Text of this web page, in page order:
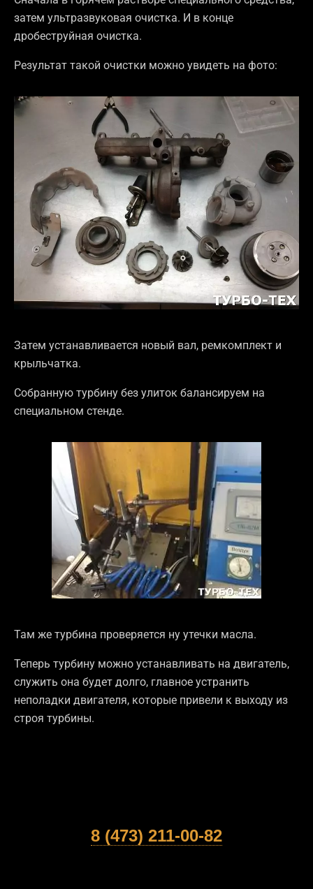
затем ультразвуковая очистка. И в конце
дробеструйная очистка.
Результат такой очистки можно увидеть на фото:
Затем устанавливается новый вал, ремкомплект и
крыльчатка.
Собранную турбину без улиток балансируем на
специальном стенде.
Там же турбина проверяется ну утечки масла.
Теперь турбину можно устанавливать на двигатель,
служить она будет долго, главное устранить
неполадки двигателя, которые привели к выходу из
строя турбины.
8 (473) 211-00-82